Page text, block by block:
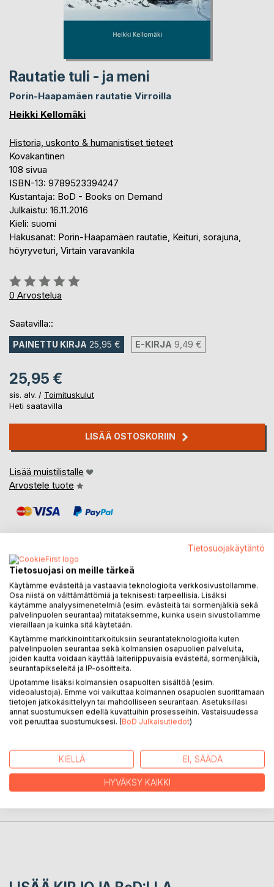
Rautatie tuli - ja meni
Porin-Haapamäen rautatie Virroilla
Heikki Kellomäki
Historia, uskonto & humanistiset tieteet
Kovakantinen
108 sivua
ISBN-13: 9789523394247
Kustantaja: BoD - Books on Demand
Julkaistu: 16.11.2016
Kieli: suomi
Hakusanat: Porin-Haapamäen rautatie, Keituri, sorajuna,
höyryveturi, Virtain varavankila
Arvostelu::
0%
0 Arvostelua
Saatavilla::
PAINETTU KIRJA 25,95 € E-KIRJA 9,49 €
25,95 €
sis. alv. / Toimituskulut
Heti saatavilla
LISÄÄ OSTOSKORIIN
Lisää muistilistalle
Arvostele tuote
KUVAUS
Porin-Haapamäen rautatie Virtain kautta rakennettiin 1930-
luvulla ja suljettiin vain 46 vuoden jälkeen. Se oli
paikkakunnalle aikoinaan tärkeä. Kirja kertoo
rakentamisesta ja liikenteestä erityisesti Virtain alueella
toivein, että rautatie näin asettuu paikallishistoriassa
ansaitsemalleen paikalle. Kirja sisältää myös rakennustyötä
varten perustetun Virtain varavankilan lyhyen historiikin.
Kuvituksena 90 vanhaa valokuvaa.
LEHDISTÖARVOSTELUT
Tietosuojakäytäntö
Tietosuojasi on meille tärkeä
Käytämme evästeitä ja vastaavia teknologioita verkkosivustollamme.
Osa niistä on välttämättömiä ja teknisesti tarpeellisia. Lisäksi
käytämme analyysimenetelmiä (esim. evästeitä tai sormenjälkiä sekä
palvelinpuolen seurantaa) mitataksemme, kuinka usein sivustollamme
vieraillaan ja kuinka sitä käytetään.
Käytämme markkinointitarkoituksiin seurantateknologioita kuten
palvelinpuolen seurantaa sekä kolmansien osapuolien palveluita,
joiden kautta voidaan käyttää laiteriippuvaisia evästeitä, sormenjälkiä,
seurantapikseleitä ja IP-osoitteita.
Upotamme lisäksi kolmansien osapuolten sisältöä (esim.
videoalustoja). Emme voi vaikuttaa kolmannen osapuolen suorittamaan
tietojen jatkokäsittelyyn tai mahdolliseen seurantaan. Asetuksillasi
annat suostumuksen edellä kuvattuihin prosesseihin. Vastaisuudessa
voit peruuttaa suostumuksesi. (BoD Julkaisutiedot)
KIELLÄ EI, SÄÄDÄ
HYVÄKSY KAIKKI